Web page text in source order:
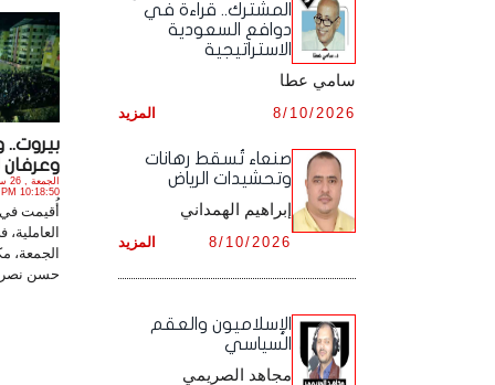
وعرفان
10:18:50 PM
أُقيمت
الجمعة،
حسن نصر
أرشيف شهر ديـسـمـبـر ,
أرشيف شهر نـوفـمـبـر ,
أرشيف شهر ديـسـمـبـر ,
المشترك.. قراءة في
دوافع السعودية
الاستراتيجية
سامي عطا
المزيد 8/10/2026
صنعاء تُسقط رهانات
وتحشيدات الرياض
إبراهيم الهمداني
المزيد 8/10/2026
الإسلاميون والعقم
السياسي
مجاهد الصريمي